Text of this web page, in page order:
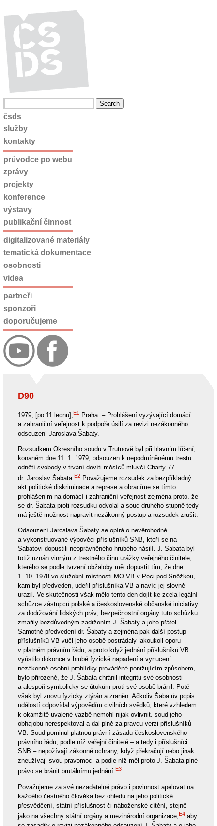
D90
1979, [po 11 lednu],E1Praha. – Prohlášení vyzývající domácí
a zahraniční veřejnost k podpoře úsilí za revizi nezákonného
odsouzení Jaroslava Šabaty.
Rozsudkem Okresního soudu v Trutnově byl při hlavním líčení,
konaném dne 11. 1. 1979, odsouzen k nepodmíněnému trestu
odnětí svobody v trvání devíti měsíců mluvčí Charty 77
dr. Jaroslav Šabata.E2Považujeme rozsudek za bezpříkladný
akt politické diskriminace a represe a obracíme se tímto
prohlášením na domácí i zahraniční veřejnost zejména proto, že
se dr. Šabata proti rozsudku odvolal a soud druhého stupně tedy
má ještě možnost napravit nezákonný postup a rozsudek zrušit.
Odsouzení Jaroslava Šabaty se opírá o nevěrohodné
a vykonstruované výpovědi příslušníků SNB, kteří se na
Šabatovi dopustili neoprávněného hrubého násilí. J. Šabata byl
totiž uznán vinným z trestného činu urážky veřejného činitele,
kterého se podle tvrzení obžaloby měl dopustit tím, že dne
1. 10. 1978 ve služební místnosti MO VB v Peci pod Sněžkou,
kam byl předveden, udeřil příslušníka VB a navíc jej slovně
urazil. Ve skutečnosti však mělo tento den dojít ke zcela legální
schůzce zástupců polské a československé občanské iniciativy
za dodržování lidských práv; bezpečnostní orgány tuto schůzku
zmařily bezdůvodným zadržením J. Šabaty a jeho přátel.
Samotné předvedení dr. Šabaty a zejména pak další postup
příslušníků VB vůči jeho osobě postrádaly jakoukoli oporu
v platném právním řádu, a proto když jednání příslušníků VB
vyústilo dokonce v hrubé fyzické napadení a vynucení
nezákonné osobní prohlídky prováděné ponižujícím způsobem,
bylo přirozené, že J. Šabata chránil integritu své osobnosti
a alespoň symbolicky se útokům proti své osobě bránil. Poté
však byl znovu fyzicky ztýrán a zraněn. Ačkoliv Šabatův popis
událostí odpovídal výpovědím civilních svědků, které vzhledem
k okamžitě uvalené vazbě nemohl nijak ovlivnit, soud jeho
obhajobu nerespektoval a dal plně za pravdu verzi příslušníků
VB. Soud pominul platnou právní zásadu československého
právního řádu, podle níž veřejní činitelé – a tedy i příslušníci
SNB – nepožívají zákonné ochrany, když překračují nebo jinak
zneužívají svou pravomoc, a podle níž měl proto J. Šabata plné
právo se bránit brutálnímu jednání. E3
Považujeme za své nezadatelné právo i povinnost apelovat na
každého čestného člověka bez ohledu na jeho politické
přesvědčení, státní příslušnost či náboženské cítění, stejně
jako na všechny státní orgány a mezinárodní organizace,E4aby
čsds
služby
kontakty
průvodce po webu
zprávy
projekty
konference
výstavy
publikační činnost
digitalizované materiály
tematická dokumentace
osobnosti
videa
partneři
sponzoři
doporučujeme